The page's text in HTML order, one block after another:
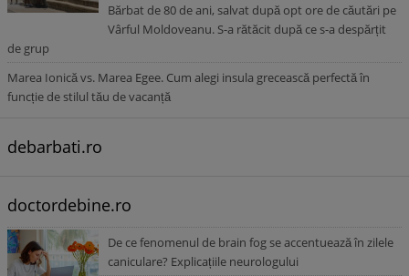
Bărbat de 80 de ani, salvat după opt ore de căutări pe
Vârful Moldoveanu. S-a rătăcit după ce s-a despărțit
de grup
Marea Ionică vs. Marea Egee. Cum alegi insula grecească perfectă în
funcție de stilul tău de vacanță
debarbati.ro
doctordebine.ro
De ce fenomenul de brain fog se accentuează în zilele
caniculare? Explicațiile neurologului